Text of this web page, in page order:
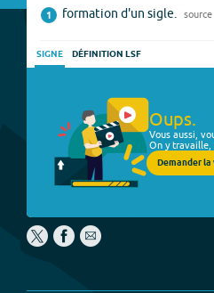
1 formation d'un sigle. source
SIGNE DÉFINITION LSF
Oups.
Vous aussi,
On y travaille,
Demander la